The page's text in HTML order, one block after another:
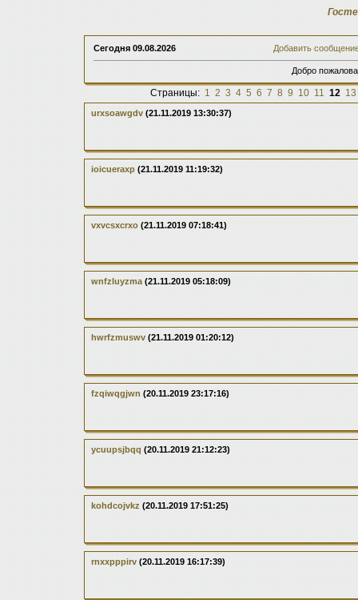
Сегодня 09.08.2026 Добавить
Добро
Страницы: 1 2 3 4 5 6 7 8 9 10 11 12 13
urxsoawgdv (21.11.2019 13:30:37)
ioicueraxp (21.11.2019 11:19:32)
vxvcsxcrxo (21.11.2019 07:18:41)
wnfzluyzma (21.11.2019 05:18:09)
hwrfzmuswv (21.11.2019 01:20:12)
fzqiwqgjwn (20.11.2019 23:17:16)
ycuupsjbqq (20.11.2019 21:12:23)
kohdcojvkz (20.11.2019 17:51:25)
rnxxpppirv (20.11.2019 16:17:39)